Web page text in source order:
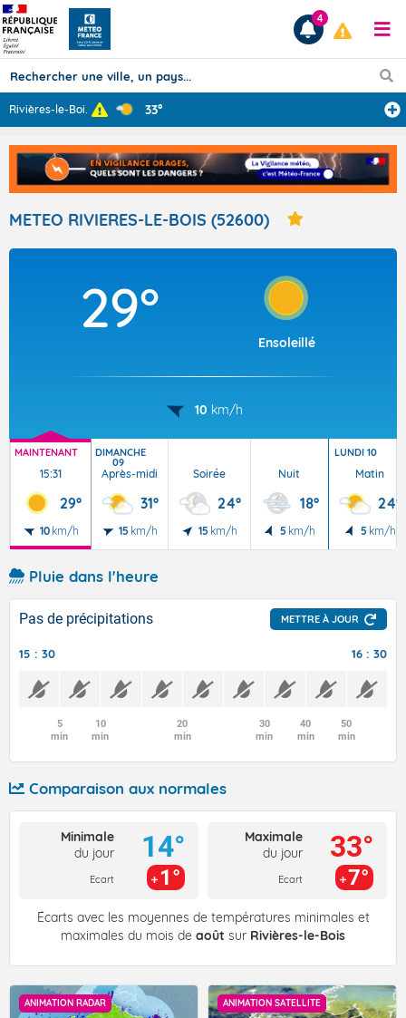
Prévisions
TOUS LES RÉSULTATS
Articles
4
Rivières-le-Boi... 33°
METEO RIVIERES-LE-BOIS (52600)
29°
Ensoleillé
10 km/h
MAINTENANT
15:31
29°
10 km/h
DIMANCHE
09
Après-midi
31°
15 km/h
Soirée
24°
15 km/h
Nuit
18°
5 km/h
LUNDI 10
Matin
24°
5 km/h
Pluie dans l'heure
Pas de précipitations METTRE À JOUR
15 : 30 16 : 30
5
min
10
min
20
min
30
min
40
min
50
min
Comparaison aux normales
Minimale
du jour
Ecart
14°
1°
Maximale
du jour
Ecart
33°
7°
Écarts avec les moyennes de températures minimales et
maximales du mois de août sur Rivières-le-Bois
ANIMATION RADAR ANIMATION SATELLITE